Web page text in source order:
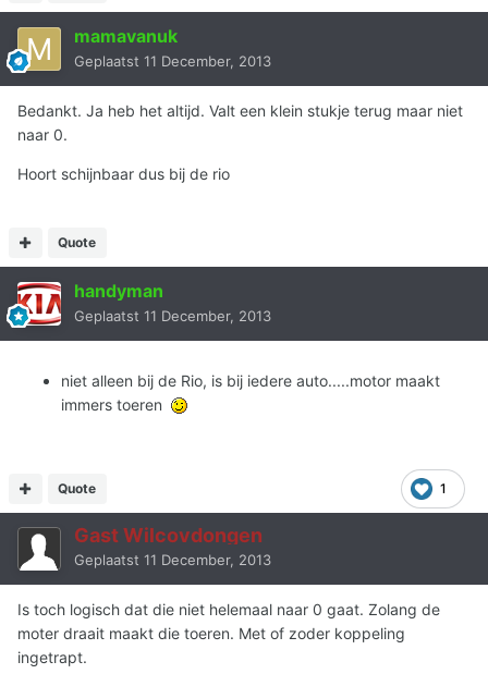
mamavanuk
Geplaatst 11 December, 2013
Bedankt. Ja heb het altijd. Valt een klein stukje terug maar niet
naar 0.
Hoort schijnbaar dus bij de rio
Quote
handyman
Geplaatst 11 December, 2013
niet alleen bij de Rio, is bij iedere auto.....motor maakt
immers toeren
1
Quote
Gast Wilcovdongen
Geplaatst 11 December, 2013
Is toch logisch dat die niet helemaal naar 0 gaat. Zolang de
moter draait maakt die toeren. Met of zoder koppeling
ingetrapt.